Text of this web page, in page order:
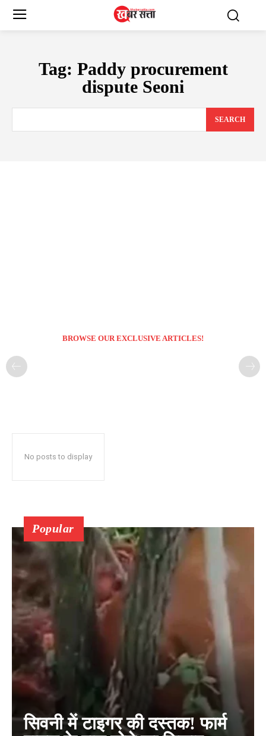
Tag: Paddy procurement
dispute Seoni
SEARCH
BROWSE OUR EXCLUSIVE ARTICLES!
No posts to display
Popular
सिवनी में टाइगर की दस्तक! फार्म